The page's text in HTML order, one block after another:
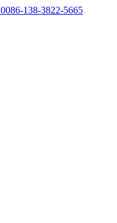
0086-138-3822-5665